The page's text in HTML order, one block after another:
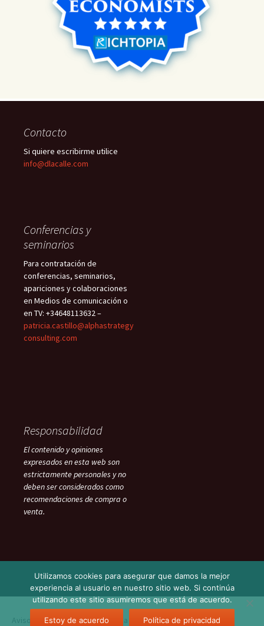
Contacto
Si quiere escribirme utilice
info@dlacalle.com
Conferencias y
seminarios
Para contratación de
conferencias, seminarios,
apariciones y colaboraciones
en Medios de comunicación o
en TV: +34648113632 –
patricia.castillo@alphastrategy
consulting.com
Responsabilidad
El contenido y opiniones
expresados en esta web son
estrictamente personales y no
deben ser considerados como
recomendaciones de compra o
venta.
Aviso Legal Funciona gracias a WordPress
Utilizamos cookies para asegurar que damos la mejor
experiencia al usuario en nuestro sitio web. Si continúa
utilizando este sitio asumiremos que está de acuerdo.
Estoy de acuerdo Política de privacidad